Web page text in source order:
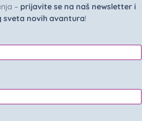
– prijavite se na naš newsletter i
sveta novih avantura!